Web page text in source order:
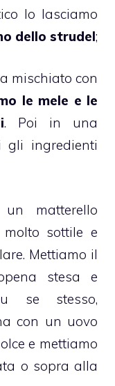
lo lasciamo
dello strudel;
mischiato con
le mele e le
. Poi in una
gli ingredienti
matterello
sottile e
Mettiamo il
stesa e
se stesso,
con un uovo
e mettiamo
o sopra alla